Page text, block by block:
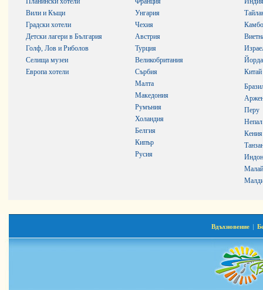
Вили и Къщи
Градски хотели
Детски лагери в България
Голф, Лов и Риболов
Селища музеи
Европа хотели
Унгария
Чехия
Австрия
Турция
Великобритания
Сърбия
Малта
Македония
Румъния
Холандия
Белгия
Кипър
Русия
Китай
Перу
Непал
Кения
Вдъхновение |